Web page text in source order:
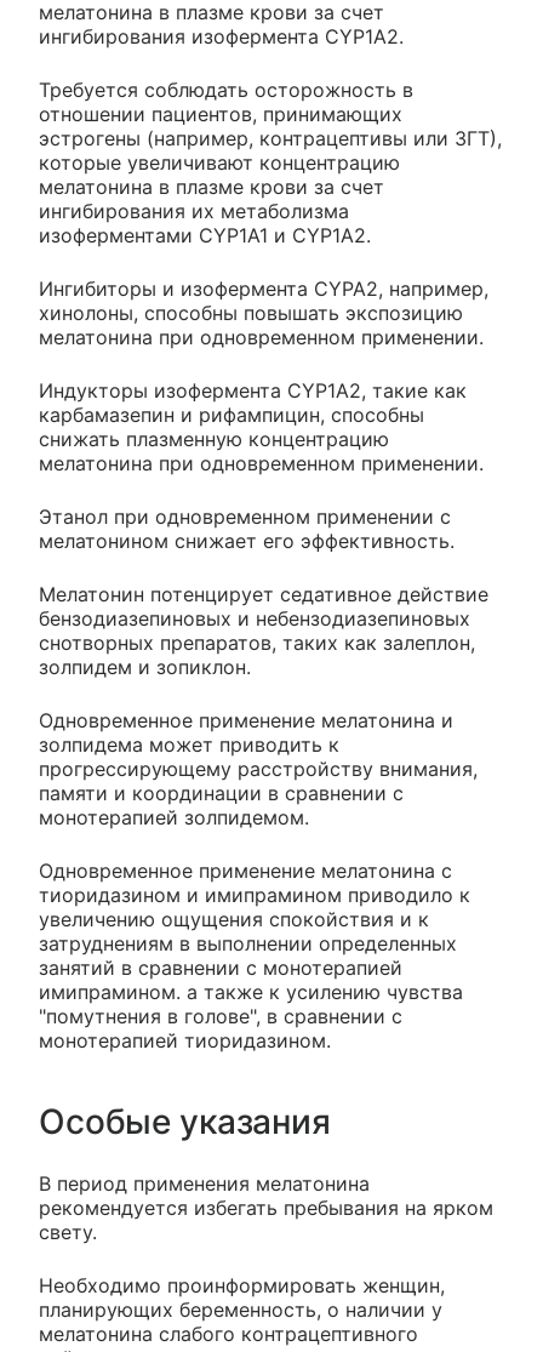
мелатонина в плазме крови за счет
ингибирования изофермента CYP1A2.
Требуется соблюдать осторожность в
отношении пациентов, принимающих
эстрогены (например, контрацептивы или ЗГТ),
которые увеличивают концентрацию
мелатонина в плазме крови за счет
ингибирования их метаболизма
изоферментами CYP1A1 и CYP1A2.
Ингибиторы и изофермента CYPA2, например,
хинолоны, способны повышать экспозицию
мелатонина при одновременном применении.
Индукторы изофермента CYP1A2, такие как
карбамазепин и рифампицин, способны
снижать плазменную концентрацию
мелатонина при одновременном применении.
Этанол при одновременном применении с
мелатонином снижает его эффективность.
Мелатонин потенцирует седативное действие
бензодиазепиновых и небензодиазепиновых
снотворных препаратов, таких как залеплон,
золпидем и зопиклон.
Одновременное применение мелатонина и
золпидема может приводить к
прогрессирующему расстройству внимания,
памяти и координации в сравнении с
монотерапией золпидемом.
Одновременное применение мелатонина с
тиоридазином и имипрамином приводило к
увеличению ощущения спокойствия и к
затруднениям в выполнении определенных
занятий в сравнении с монотерапией
имипрамином. а также к усилению чувства
"помутнения в голове", в сравнении с
монотерапией тиоридазином.
Особые указания
В период применения мелатонина
рекомендуется избегать пребывания на ярком
свету.
Необходимо проинформировать женщин,
планирующих беременность, о наличии у
мелатонина слабого контрацептивного